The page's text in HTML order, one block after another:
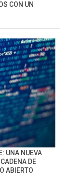
CON UN
UNA NUEVA
DE
ABIERTO